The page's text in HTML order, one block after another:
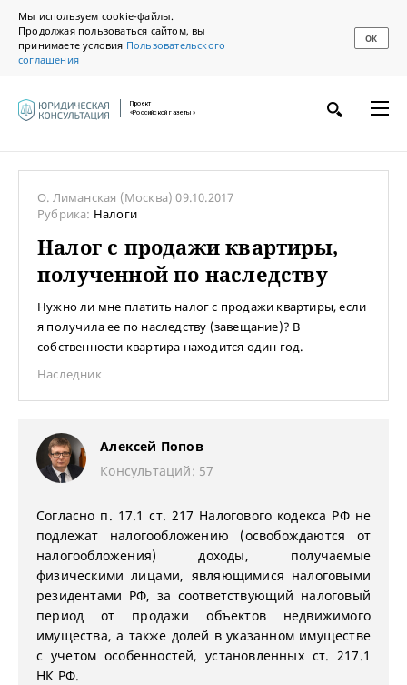
Мы используем cookie-файлы.
Продолжая пользоваться сайтом, вы
принимаете условия Пользовательского
соглашения
ОК
Проект
«Российской газеты»
О. Лиманская (Москва)09.10.2017
Рубрика: Налоги
Налог с продажи квартиры,
полученной по наследству
Нужно ли мне платить налог с продажи квартиры, если
я получила ее по наследству (завещание)? В
собственности квартира находится один год.
Наследник
Алексей Попов
Консультаций: 57
Согласно п. 17.1 ст. 217 Налогового кодекса РФ не
подлежат налогообложению (освобождаются от
налогообложения) доходы, получаемые
физическими лицами, являющимися налоговыми
резидентами РФ, за соответствующий налоговый
период от продажи объектов недвижимого
имущества, а также долей в указанном имуществе
с учетом особенностей, установленных ст. 217.1
НК РФ.